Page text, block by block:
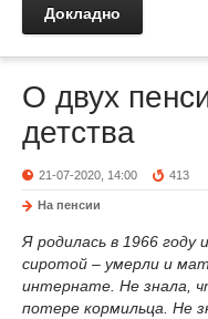
Докладно
О двух
детства
21-07-2020, 14:00 413
На пенсии
Я родилась в 1966 году
сиротой – умерли и
интернате. Не знала,
потере кормильца. Не